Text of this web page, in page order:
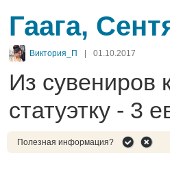
Гаага,
Виктория_П 01.10.2017
Из сувениров
статуэтку - 3
Полезная информация?